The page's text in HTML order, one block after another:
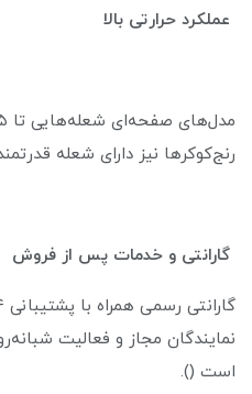
عملکرد حرارتی بالا
رنج‌کوکرها نیز دارای شعله
گارانتی و خدمات پس از فروش
نمایندگان مجاز و فعالیت
است ().